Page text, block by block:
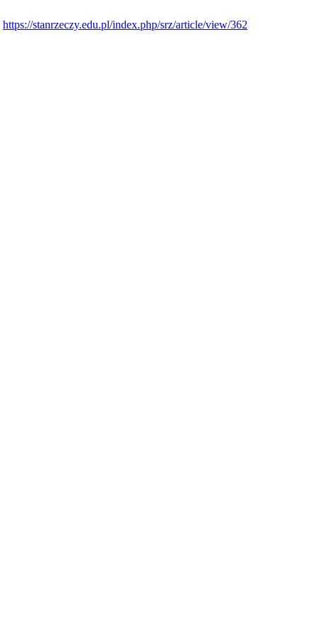
https://stanrzeczy.edu.pl/index.php/srz/article/view/362